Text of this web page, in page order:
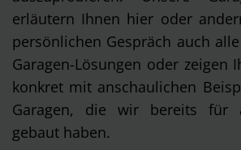
erläutern Ihnen hier oder
persönlichen Gespräch auch
Garagen-Lösungen oder zeigen
konkret mit anschaulichen
Garagen, die wir bereits für
gebaut haben.